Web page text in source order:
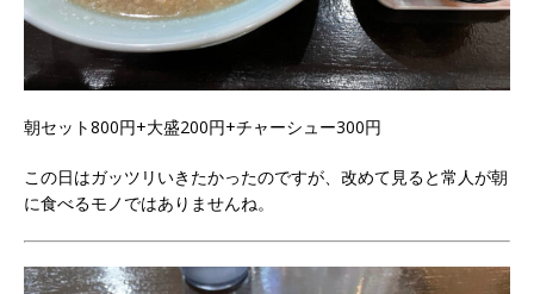
朝セット800円+大盛200円+チャーシュー300円
この日はガッツリいきたかったのですが、改めて見ると常人が朝
に食べるモノではありませんね。